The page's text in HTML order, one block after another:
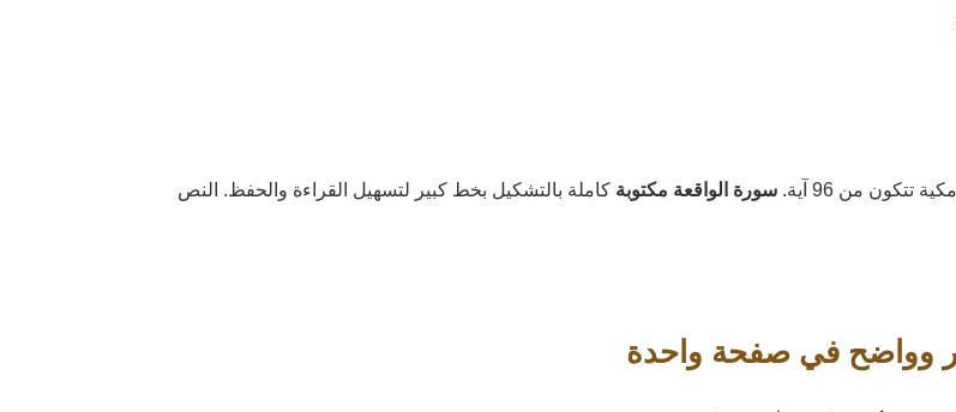
سورة الواقعة مكتوبة كاملة بالتشكيل بخط كبير لتسهيل القراءة والحفظ. النص
وواضح في صفحة واحدة